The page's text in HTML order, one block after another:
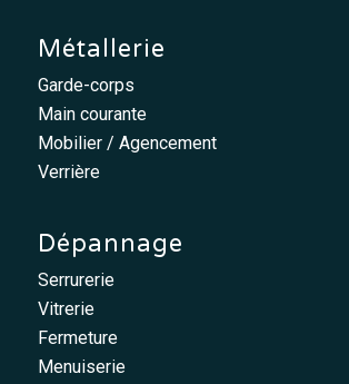
Métallerie
Garde-corps
Main courante
Mobilier / Agencement
Verrière
Dépannage
Serrurerie
Vitrerie
Fermeture
Menuiserie